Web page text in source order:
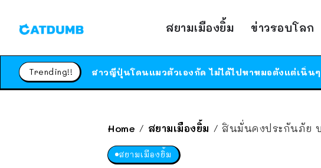
สยามเมืองยิ้ม ข่าวรอบโลก
Trending!!
Home / สยามเมืองยิ้ม / สินมั่นคงประกันภัย
สยามเมืองยิ้ม